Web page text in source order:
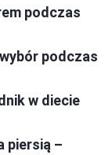
podczas
podczas
w diecie
piersią –